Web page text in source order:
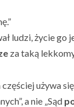
ludzi, życie go
za taką
używa
a nie „Sąd